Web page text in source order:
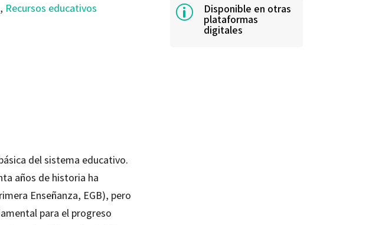
, Recursos educativos
del sistema educativo.
años de historia ha
Enseñanza, EGB), pero
para el progreso
p Disponible en otras
plataformas
digitales